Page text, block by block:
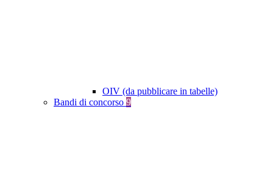
OIV (da pubblicare in tabelle)
Bandi di concorso 9